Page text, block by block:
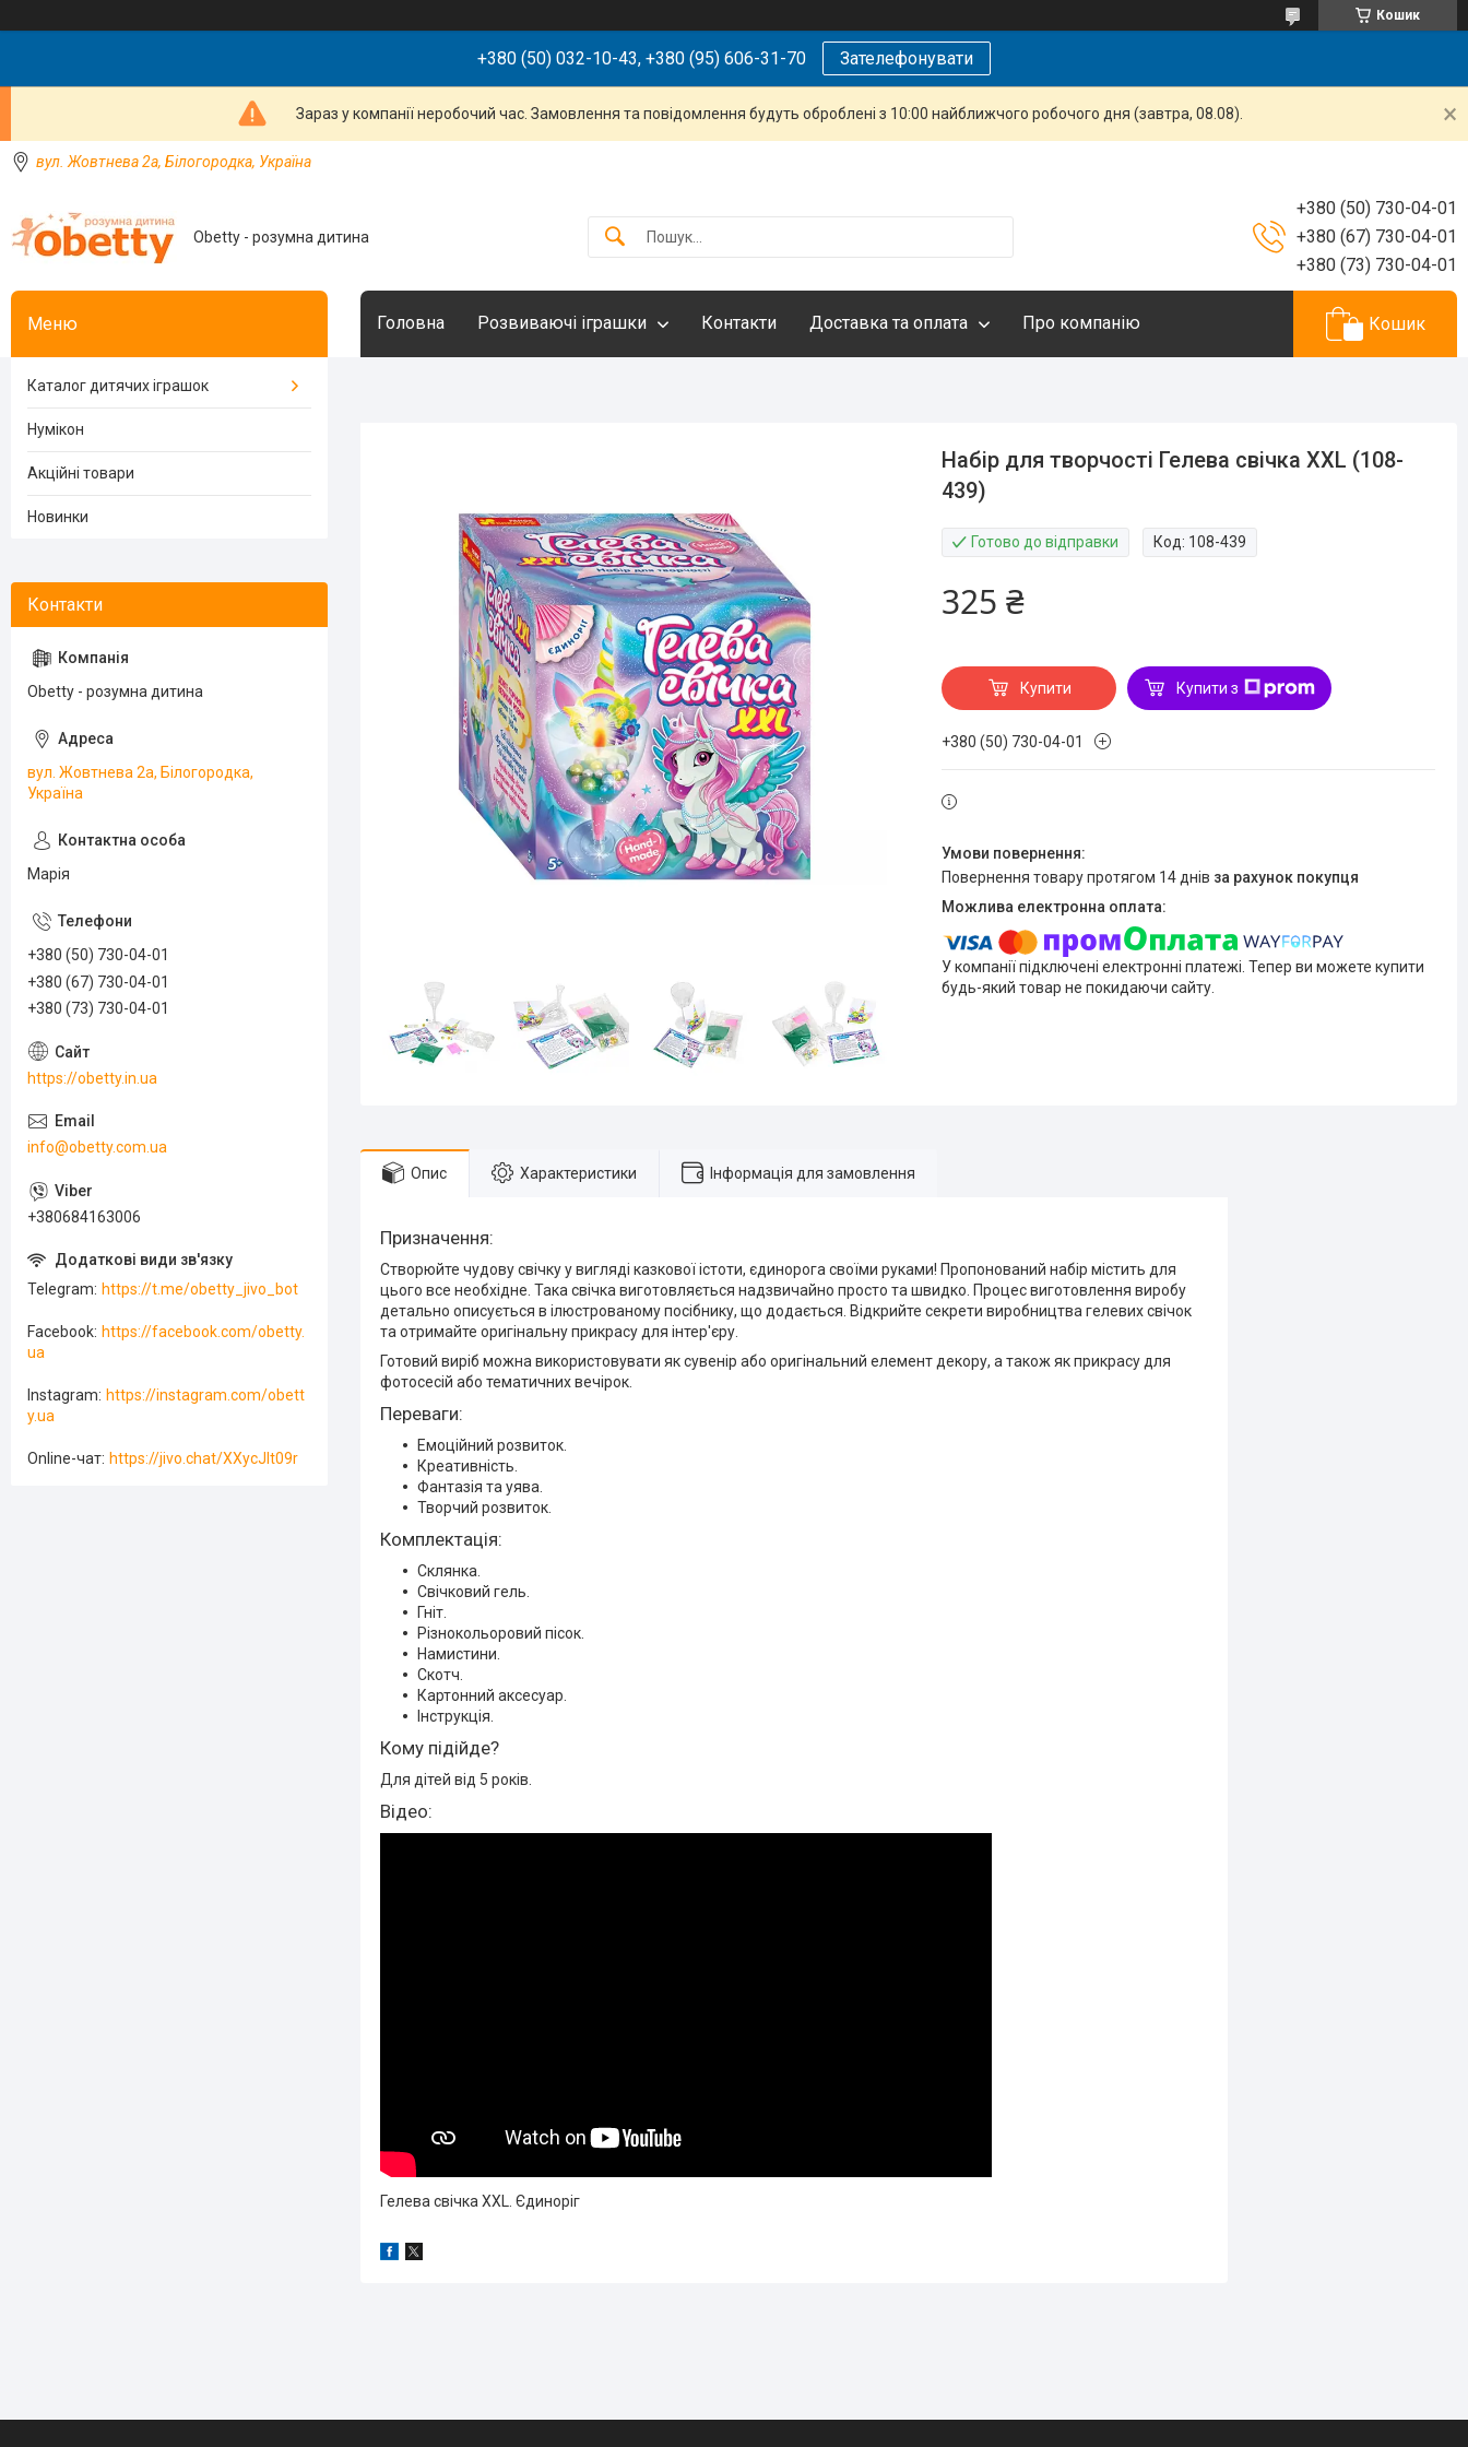
Кошик
+380 (50) 032-10-43, +380 (95) 606-31-70 Зателефонувати
Зараз у компанії неробочий час. Замовлення та повідомлення будуть оброблені з 10:00 найближчого робочого дня (завтра, 08.08).
вул. Жовтнева 2а, Білогородка, Україна
Obetty - розумна дитина
+380 (50) 730-04-01
+380 (67) 730-04-01
+380 (73) 730-04-01
Головна Розвиваючі іграшки Контакти Доставка та оплата Про компанію Кошик
Набір для творчості Гелева свічка XXL (108-
439)
Готово до відправки Код: 108-439
325 ₴
Купити Купити з
+380 (50) 730-04-01
повернення товару протягом 14 днів за рахунок покупця
У компанії підключені електронні платежі. Тепер ви можете купити
будь-який товар не покидаючи сайту.
Опис Характеристики Інформація для замовлення
Призначення:
Створюйте чудову свічку у вигляді казкової істоти, єдинорога своїми руками! Пропонований набір містить для
цього все необхідне. Така свічка виготовляється надзвичайно просто та швидко. Процес виготовлення виробу
детально описується в ілюстрованому посібнику, що додається. Відкрийте секрети виробництва гелевих свічок
та отримайте оригінальну прикрасу для інтер'єру.
Готовий виріб можна використовувати як сувенір або оригінальний елемент декору, а також як прикрасу для
фотосесій або тематичних вечірок.
Переваги:
Емоційний розвиток.
Креативність.
Фантазія та уява.
Творчий розвиток.
Комплектація:
Склянка.
Свічковий гель.
Гніт.
Різнокольоровий пісок.
Намистини.
Скотч.
Картонний аксесуар.
Інструкція.
Кому підійде?
Для дітей від 5 років.
Відео:
Гелева свічка ХХL. Єдиноріг
Каталог дитячих іграшок
Нумікон
Акційні товари
Новинки
Obetty - розумна дитина
вул. Жовтнева 2а, Білогородка,
Україна
Марія
+380 (50) 730-04-01
+380 (67) 730-04-01
+380 (73) 730-04-01
https://obetty.in.ua
info@obetty.com.ua
+380684163006
Telegram https://t.me/obetty_jivo_bot
Facebook https://facebook.com/obetty.
ua
Instagram
https://instagram.com/obett
y.ua
Online-чат https://jivo.chat/XXycJlt09r